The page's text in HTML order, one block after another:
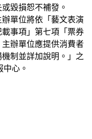
毀損恕不補發。
單位將依「藝文表演
事項」第七項「票券
辦單位應提供消費者
制並詳加說明。」之
心。